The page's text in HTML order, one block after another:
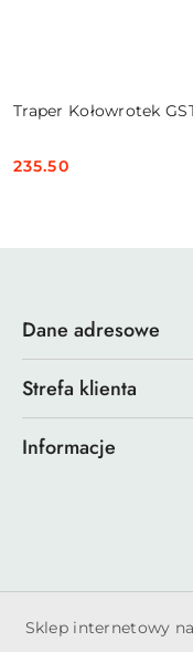
Traper Kołowrotek
Cena:
235.50
Dane adresowe
Strefa klienta
Informacje
Sklep internetowy